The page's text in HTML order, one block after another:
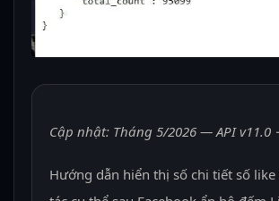
Cập nhật: Tháng 5/2026 — API v11.0
Hướng dẫn hiển thị số chi tiết số